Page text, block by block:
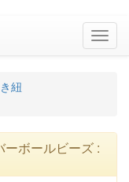
紐
ボールビーズ :